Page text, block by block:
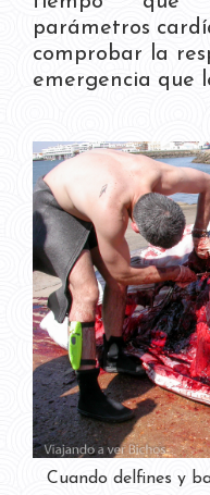
parámetros
comprobar la
emergencia que
Cuando delfines y